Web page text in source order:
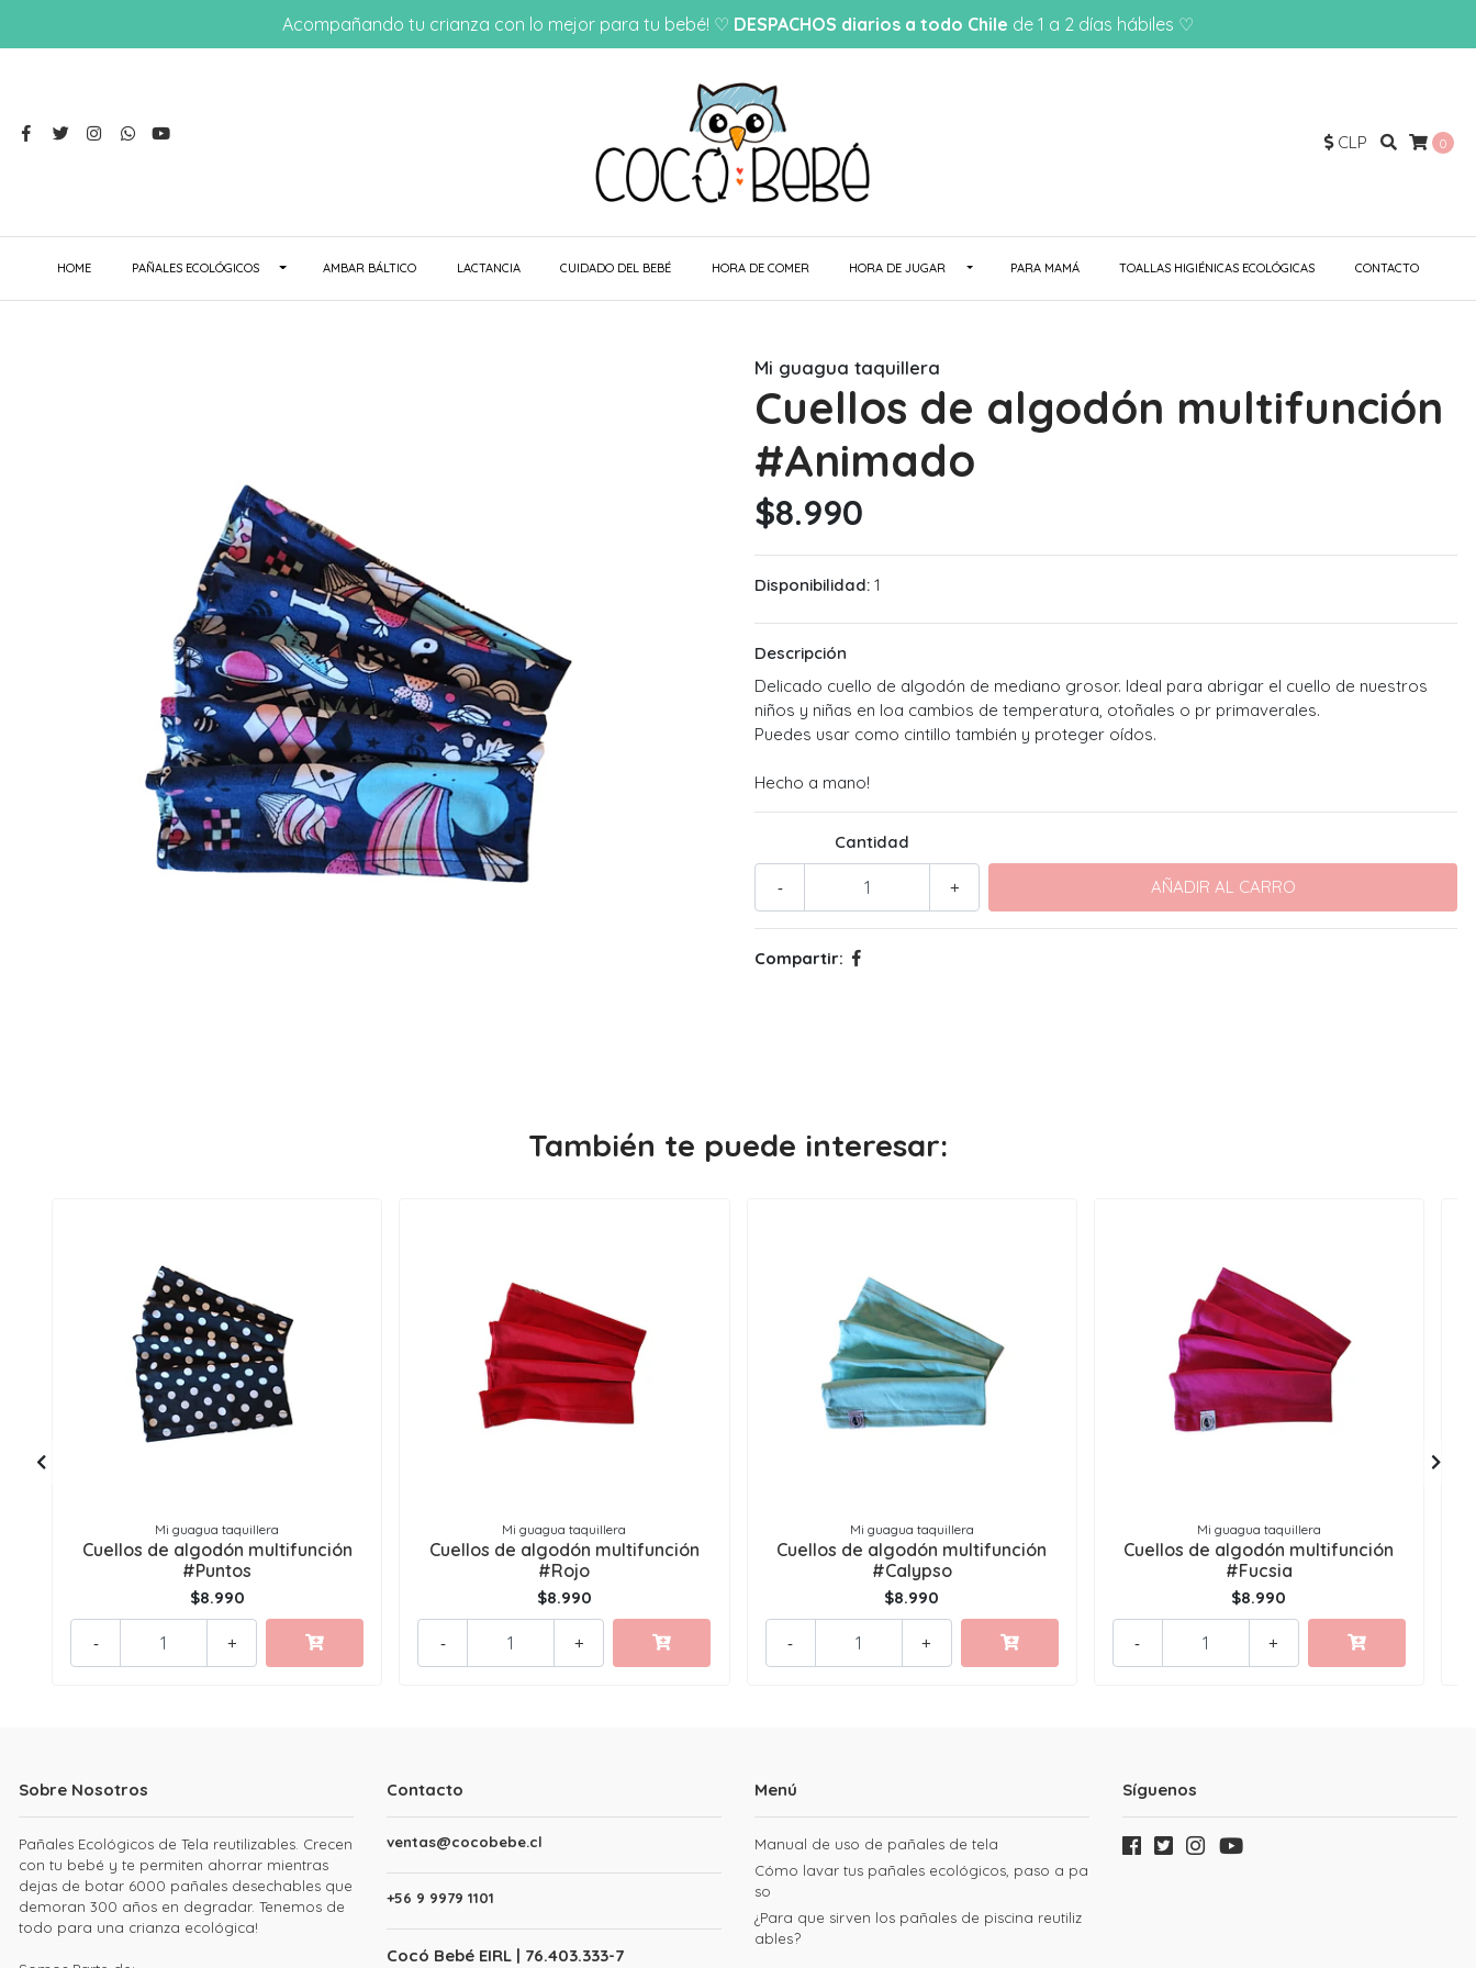
Acompañando tu crianza con lo mejor para tu bebé! ♡ DESPACHOS diarios a todo Chile de 1 a 2 días hábiles ♡
CLP 0
HOME PAÑALES ECOLÓGICOS AMBAR BÁLTICO LACTANCIA CUIDADO DEL BEBÉ HORA DE COMER HORA DE JUGAR PARA MAMÁ TOALLAS HIGIÉNICAS ECOLÓGICAS CONTACTO
Mi guagua taquillera
Cuellos de algodón multifunción
#Animado
$8.990
Disponibilidad: 1
Descripción
Delicado cuello de algodón de mediano grosor. Ideal para abrigar el cuello de nuestros
niños y niñas en loa cambios de temperatura, otoñales o pr primaverales.
Puedes usar como cintillo también y proteger oídos.
Hecho a mano!
Cantidad
+
-
Compartir:
También te puede interesar:
Mi guagua taquillera
Cuellos de algodón multifunción
#Puntos
$8.990
+
-
Mi guagua taquillera
Cuellos de algodón multifunción
#Rojo
$8.990
+
-
Mi guagua taquillera
Cuellos de algodón multifunción
#Calypso
$8.990
+
-
Mi guagua taquillera
Cuellos de algodón multifunción
#Fucsia
$8.990
+
-
Sobre Nosotros
Pañales Ecológicos de Tela reutilizables. Crecen
con tu bebé y te permiten ahorrar mientras
dejas de botar 6000 pañales desechables que
demoran 300 años en degradar. Tenemos de
todo para una crianza ecológica!
Contacto
ventas@cocobebe.cl
+56 9 9979 1101
Cocó Bebé EIRL | 76.403.333-7
Menú
Manual de uso de pañales de tela
Cómo lavar tus pañales ecológicos, paso a pa
so
¿Para que sirven los pañales de piscina reutiliz
ables?
Síguenos